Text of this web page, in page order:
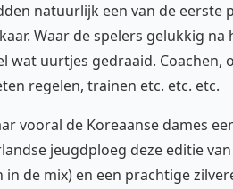
natuurlijk een van de eerste
Waar de spelers gelukkig
wat uurtjes gedraaid. Coachen,
regelen, trainen etc. etc. etc.
vooral de Koreaanse dames
jeugdploeg deze editie
de mix) en een prachtige